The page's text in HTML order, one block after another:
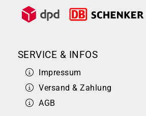
SERVICE & INFOS
Impressum
Versand & Zahlung
AGB